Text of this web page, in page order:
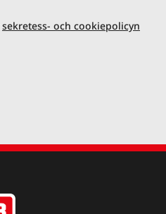
sekretess- och cookiepolicyn